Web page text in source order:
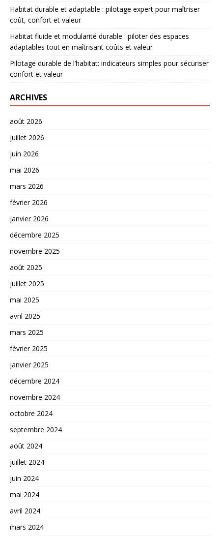
Habitat durable et adaptable : pilotage expert pour maîtriser
coût, confort et valeur
Habitat fluide et modularité durable : piloter des espaces
adaptables tout en maîtrisant coûts et valeur
Pilotage durable de l’habitat: indicateurs simples pour sécuriser
confort et valeur
ARCHIVES
août 2026
juillet 2026
juin 2026
mai 2026
mars 2026
février 2026
janvier 2026
décembre 2025
novembre 2025
août 2025
juillet 2025
mai 2025
avril 2025
mars 2025
février 2025
janvier 2025
décembre 2024
novembre 2024
octobre 2024
septembre 2024
août 2024
juillet 2024
juin 2024
mai 2024
avril 2024
mars 2024